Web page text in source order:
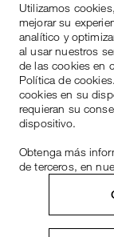
Utilizamos
mejorar su
analítico y
al usar nuestros
de las cookies en
Política de
cookies en su
requieran su
dispositivo.
Obtenga más
de terceros, en